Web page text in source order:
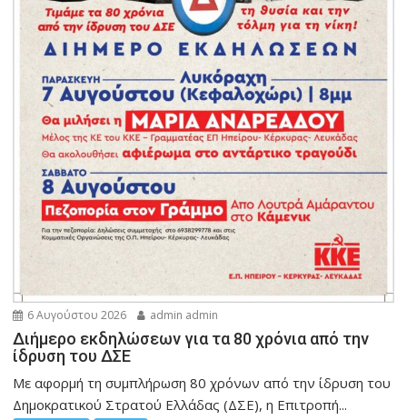
6 Αυγούστου 2026 admin admin
Διήμερο εκδηλώσεων για τα 80 χρόνια από την
ίδρυση του ΔΣΕ
Με αφορμή τη συμπλήρωση 80 χρόνων από την ίδρυση του
Δημοκρατικού Στρατού Ελλάδας (ΔΣΕ), η Επιτροπή...